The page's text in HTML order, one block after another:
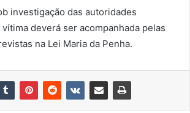
investigação das autoridades
deverá ser acompanhada pelas
na Lei Maria da Penha.